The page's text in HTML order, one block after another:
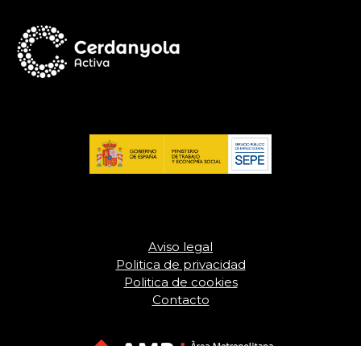
Aviso legal
Politica de privacidad
Politica de cookies
Contacto